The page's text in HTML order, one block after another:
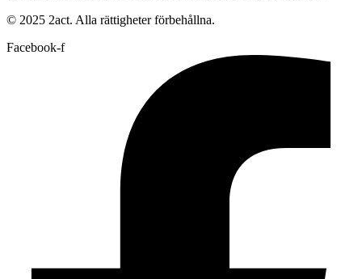
© 2025 2act. Alla rättigheter förbehållna.
Facebook-f